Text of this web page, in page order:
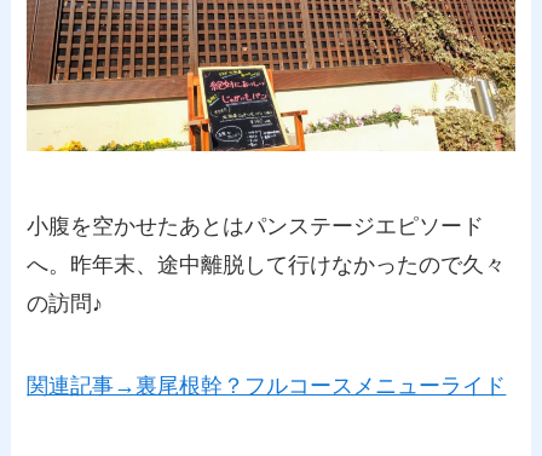
小腹を空かせたあとはパンステージエピソード
へ。昨年末、途中離脱して行けなかったので久々
の訪問♪
関連記事→裏尾根幹？フルコースメニューライド